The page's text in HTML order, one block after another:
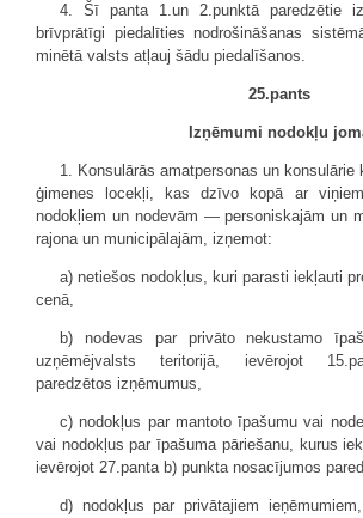
4. Šī panta 1.un 2.punktā paredzētie
brīvprātīgi piedalīties nodrošināšanas
minētā valsts atļauj šādu piedalīšanos.
25.pants
Izņēmumi nodokļu
1. Konsulārās amatpersonas un
ģimenes locekļi, kas dzīvo kopā ar
nodokļiem un nodevām — personiskajām un
rajona un municipālajām, izņemot:
a) netiešos nodokļus, kuri parasti iekļauti
cenā,
b) nodevas par privāto nekustamo
uzņēmējvalsts teritorijā, ievērojot
paredzētos izņēmumus,
c) nodokļus par mantoto īpašumu vai
vai nodokļus par īpašuma pāriešanu, kurus
ievērojot 27.panta b) punkta nosacījumos
d) nodokļus par privātajiem